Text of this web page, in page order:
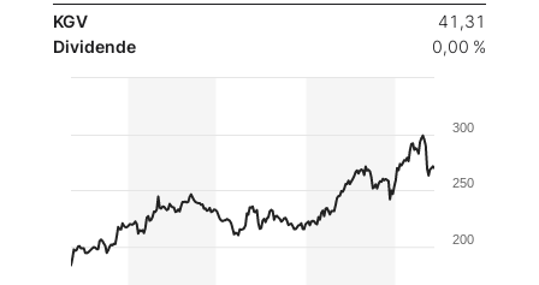
KGV
41,31
Dividende
0,00 %
200
250
300